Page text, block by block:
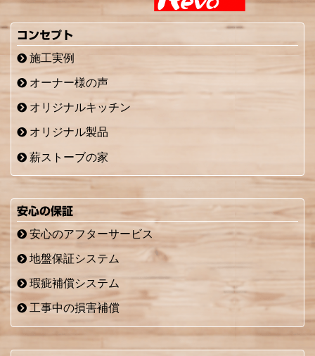
コンセプト
施工実例
オーナー様の声
オリジナルキッチン
オリジナル製品
薪ストーブの家
安心の保証
安心のアフターサービス
地盤保証システム
瑕疵補償システム
工事中の損害補償